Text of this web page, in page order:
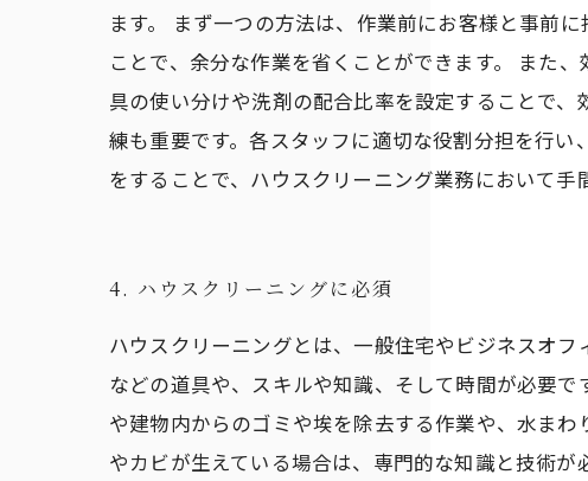
ます。 まず一つの方法は、作業前にお客様と事前
ことで、余分な作業を省くことができます。 また
具の使い分けや洗剤の配合比率を設定することで
練も重要です。各スタッフに適切な役割分担を行
をすることで、ハウスクリーニング業務において手
4. ハウスクリーニングに必須
ハウスクリーニングとは、一般住宅やビジネスオ
などの道具や、スキルや知識、そして時間が必要
や建物内からのゴミや埃を除去する作業や、水ま
やカビが生えている場合は、専門的な知識と技術